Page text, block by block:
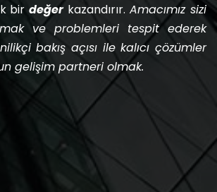
bir değerkazandırır. Amacımız sizi
ve problemleri tespit ederek
bakış açısı ile kalıcı çözümler
gelişim partneri olmak.